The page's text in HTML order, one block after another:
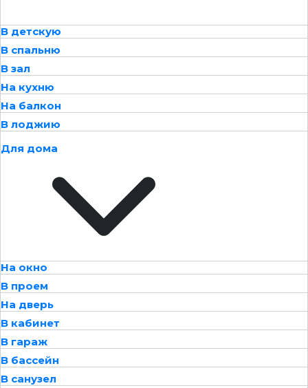
В детскую
В спальню
В зал
На кухню
На балкон
В лоджию
Для дома
На окно
В проем
На дверь
В кабинет
В гараж
В бассейн
В санузел